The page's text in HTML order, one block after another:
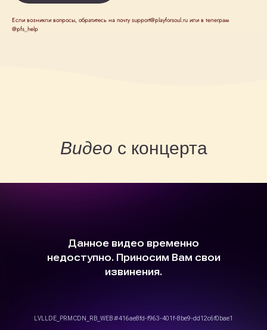
Если возникли вопросы, обратитесь на почту support@playforsoul.ru или в телеграм
@pfs_help
Видео с концерта
Концерт на заказ
Музыкальные витаминки
Сертификаты
© Юный Эстет 2026. Все права защищены
Правила возврата и переноса билетов
Политика конфиденциальности